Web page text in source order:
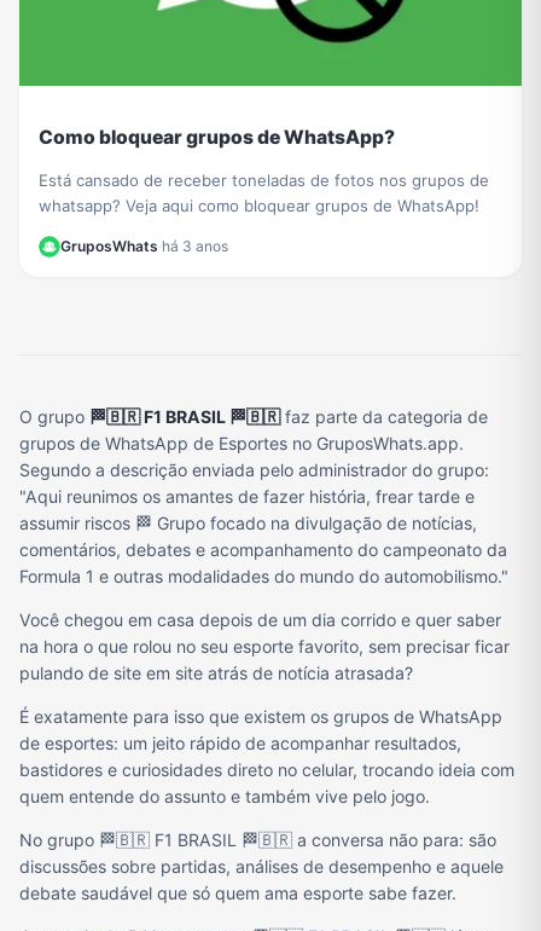
Como bloquear grupos de WhatsApp?
Está cansado de receber toneladas de fotos nos grupos de
whatsapp? Veja aqui como bloquear grupos de WhatsApp!
GruposWhats·há 3 anos
O grupo 🏁🇧🇷 F1 BRASIL 🏁🇧🇷faz parte da categoria de
grupos de WhatsApp de Esportes no GruposWhats.app.
Segundo a descrição enviada pelo administrador do grupo:
"Aqui reunimos os amantes de fazer história, frear tarde e
assumir riscos 🏁 Grupo focado na divulgação de notícias,
comentários, debates e acompanhamento do campeonato da
Formula 1 e outras modalidades do mundo do automobilismo."
Você chegou em casa depois de um dia corrido e quer saber
na hora o que rolou no seu esporte favorito, sem precisar ficar
pulando de site em site atrás de notícia atrasada?
É exatamente para isso que existem os grupos de WhatsApp
de esportes: um jeito rápido de acompanhar resultados,
bastidores e curiosidades direto no celular, trocando ideia com
quem entende do assunto e também vive pelo jogo.
No grupo 🏁🇧🇷 F1 BRASIL 🏁🇧🇷 a conversa não para: são
discussões sobre partidas, análises de desempenho e aquele
debate saudável que só quem ama esporte sabe fazer.